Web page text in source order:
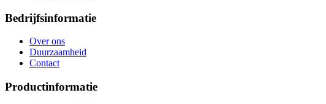
Bedrijfsinformatie
Over ons
Duurzaamheid
Contact
Productinformatie